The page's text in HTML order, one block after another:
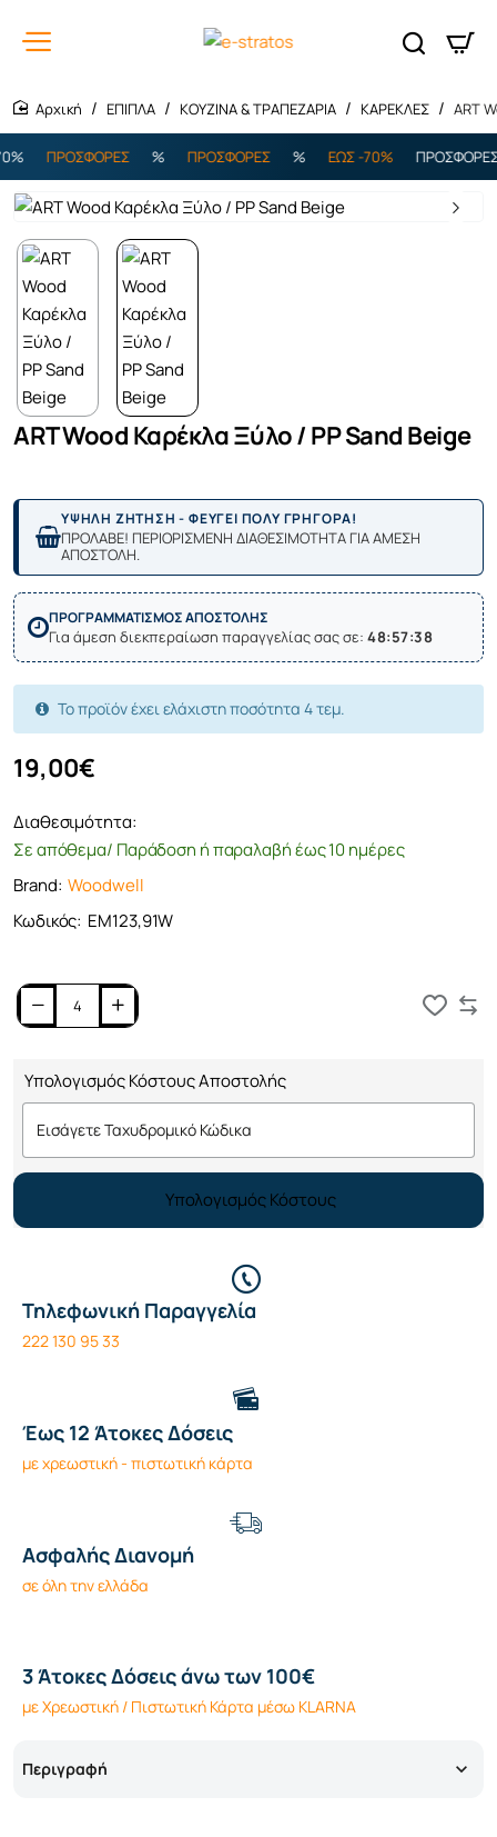
ΕΠΙΠΛΑ ΚΟΥΖΙΝΑ & ΤΡΑΠΕΖΑΡΙΑ ΚΑΡΕΚΛΕΣ ART
ΠΡΟΣΦΟΡΕΣ ΠΡΟΣΦΟΡΕΣ ΕΩΣ -70% ΠΡΟΣΦΟΡΕΣ
ART Wood Καρέκλα Ξύλο / PP Sand Beige
ΥΨΗΛΗ ΖΗΤΗΣΗ - ΦΕΥΓΕΙ ΠΟΛΥ ΓΡΗΓΟΡΑ!
ΠΡΟΛΑΒΕ! ΠΕΡΙΟΡΙΣΜΕΝΗ ΔΙΑΘΕΣΙΜΟΤΗΤΑ ΓΙΑ ΑΜΕΣΗ
ΑΠΟΣΤΟΛΗ.
ΠΡΟΓΡΑΜΜΑΤΙΣΜΟΣ ΑΠΟΣΤΟΛΗΣ
Για άμεση διεκπεραίωση παραγγελίας σας σε: 48:57:38
Διαθεσιμότητα:
Σε απόθεμα/ Παράδοση ή παραλαβή έως 10 ημέρες
Brand: Woodwell
Κωδικός: ΕΜ123,91W
19,00€
Το προϊόν έχει ελάχιστη ποσότητα 4 τεμ.
Υπολογισμός Κόστους Αποστολής
Υπολογισμός Κόστους
Τηλεφωνική Παραγγελία
222 130 95 33
Έως 12 Άτοκες Δόσεις
με χρεωστική - πιστωτική κάρτα
Ασφαλής Διανομή
σε όλη την ελλάδα
3 Άτοκες Δόσεις άνω των 100€
με Χρεωστική / Πιστωτική Κάρτα μέσω KLARNA
Περιγραφή